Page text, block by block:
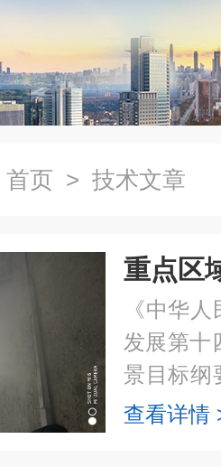
首页 > 技术文章
《中华
发展第十
景目标纲
防治攻坚
查看详情